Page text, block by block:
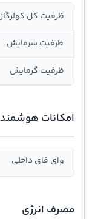
ظرفیت کل
ظرفيت سرمايش
ظرفيت گرمايش
امکانات هوشمند
وای فای داخلی
مصرف انرژی